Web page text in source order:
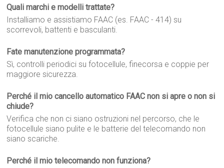
Quali marchi e modelli trattate?
Installiamo e assistiamo FAAC (es. FAAC - 414) su
scorrevoli, battenti e basculanti.
Fate manutenzione programmata?
Sì, controlli periodici su fotocellule, finecorsa e coppie per
maggiore sicurezza.
Perché il mio cancello automatico FAAC non si apre o non si
chiude?
Verifica che non ci siano ostruzioni nel percorso, che le
fotocellule siano pulite e le batterie del telecomando non
siano scariche.
Perché il mio telecomando non funziona?